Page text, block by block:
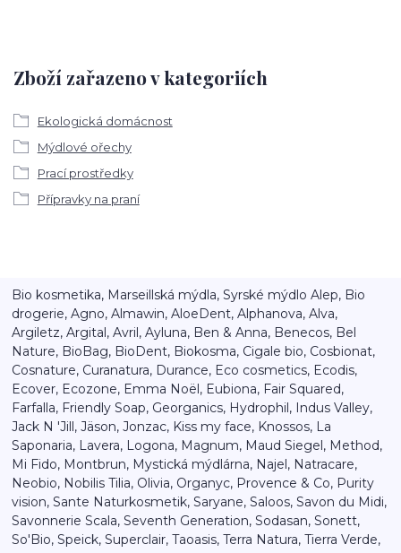
Zboží zařazeno v kategoriích
Ekologická domácnost
Mýdlové ořechy
Prací prostředky
Přípravky na praní
Bio kosmetika, Marseillská mýdla, Syrské mýdlo Alep, Bio
drogerie, Agno, Almawin, AloeDent, Alphanova, Alva,
Argiletz, Argital, Avril, Ayluna, Ben & Anna, Benecos, Bel
Nature, BioBag, BioDent, Biokosma, Cigale bio, Cosbionat,
Cosnature, Curanatura, Durance, Eco cosmetics, Ecodis,
Ecover, Ecozone, Emma Noël, Eubiona, Fair Squared,
Farfalla, Friendly Soap, Georganics, Hydrophil, Indus Valley,
Jack N 'Jill, Jäson, Jonzac, Kiss my face, Knossos, La
Saponaria, Lavera, Logona, Magnum, Maud Siegel, Method,
Mi Fido, Montbrun, Mystická mýdlárna, Najel, Natracare,
Neobio, Nobilis Tilia, Olivia, Organyc, Provence & Co, Purity
vision, Sante Naturkosmetik, Saryane, Saloos, Savon du Midi,
Savonnerie Scala, Seventh Generation, Sodasan, Sonett,
So'Bio, Speick, Superclair, Taoasis, Terra Natura, Tierra Verde,